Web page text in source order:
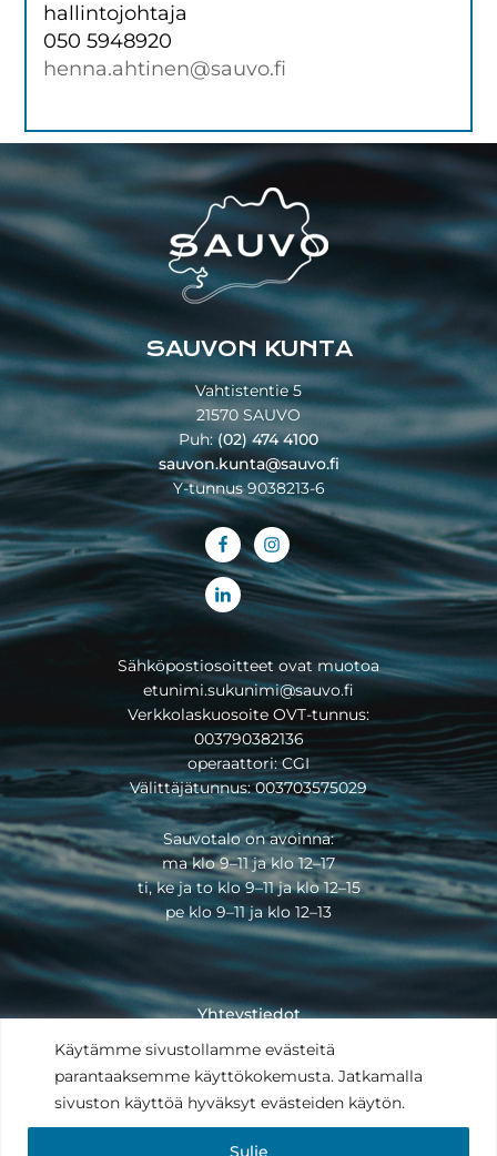
Käytämme sivustollamme evästeitä
parantaaksemme käyttökokemusta. Jatkamalla
sivuston käyttöä hyväksyt evästeiden käytön.
Sulje
hallintojohtaja
050 5948920
henna.ahtinen@sauvo.fi
Footer
SAUVON KUNTA
Vahtistentie 5
21570 SAUVO
Puh:(02) 474 4100
sauvon.kunta@sauvo.fi
Y-tunnus 9038213-6
Sähköpostiosoitteet ovat muotoa
etunimi.sukunimi@sauvo.fi
Verkkolaskuosoite OVT-tunnus:
003790382136
operaattori: CGI
Välittäjätunnus: 003703575029
Sauvotalo on avoinna:
ma klo 9–11 ja klo 12–17
ti, ke ja to klo 9–11 ja klo 12–15
pe klo 9–11 ja klo 12–13
Yhteystiedot
Saavutettavuusseloste
Anna palautetta